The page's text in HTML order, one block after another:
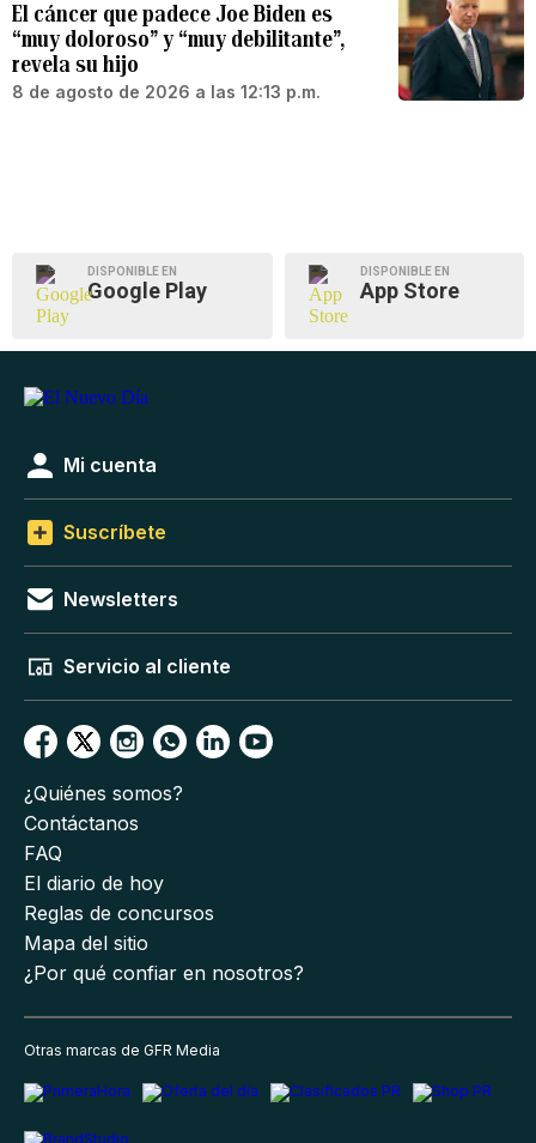
El cáncer que padece Joe Biden es
“muy doloroso” y “muy debilitante”,
revela su hijo
8 de agosto de 2026 a las 12:13 p.m.
DISPONIBLE EN
Google Play
DISPONIBLE EN
App Store
Mi cuenta
Suscríbete
Newsletters
Servicio al cliente
¿Quiénes somos?
Contáctanos
FAQ
El diario de hoy
Reglas de concursos
Mapa del sitio
¿Por qué confiar en nosotros?
Otras marcas de GFR Media